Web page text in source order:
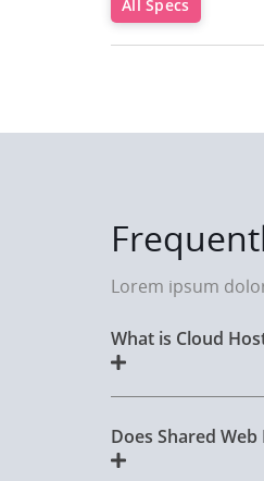
All Specs
Lorem ipsum
What is Cloud
Does Shared